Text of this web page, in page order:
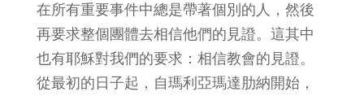
在所有重要事件中總是帶著個別的人，然後
再要求整個團體去相信他們的見證。這其中
也有耶穌對我們的要求：相信教會的見證。
從最初的日子起，自瑪利亞瑪達肋納開始，